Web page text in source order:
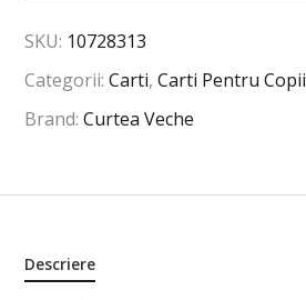
SKU: 10728313
Categorii:Carti,Carti Pentru Copii
Brand:Curtea Veche
Descriere